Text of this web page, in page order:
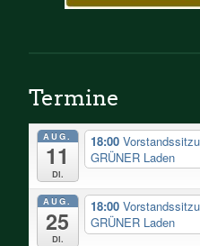
Termine
AUG.
11
Di.
18:00
GRÜNER Laden
AUG.
25
Di.
18:00
GRÜNER Laden